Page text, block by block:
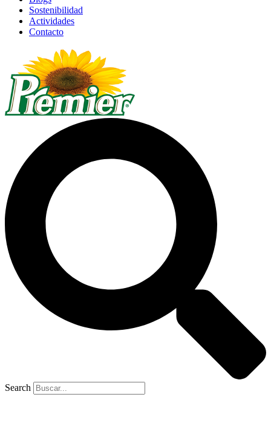
Sostenibilidad
Actividades
Contacto
Search